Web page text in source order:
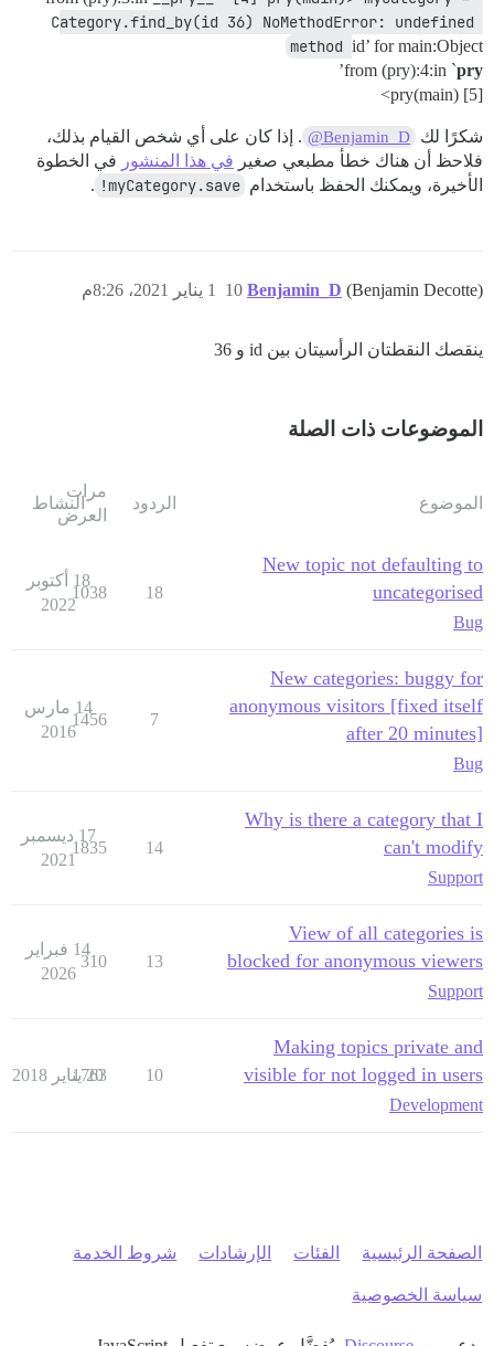
Category.find_by(id 36) NoMethodError: undefined
method id’ for main:Object
from (pry):4:in `pry
’
[5] pry(main)>
شكرًا لك @Benjamin_D . إذا كان على أي شخص القيام بذلك،
فلاحظ أن هناك خطأ مطبعي صغير في هذا المنشور في الخطوة
الأخيرة، ويمكنك الحفظ باستخدام myCategory.save!
.
Benjamin_D (Benjamin Decotte) 1 يناير 2021، 8:26م 10
ينقصك النقطتان الرأسيتان بين id و 36
الموضوعات ذات الصلة
الموضوع الردود
مرات
العرض
النشاط
New topic not defaulting to
uncategorised
Bug
18
1038
18 أكتوبر
2022
New categories: buggy for
anonymous visitors [fixed itself
after 20 minutes]
Bug
7
1456
14 مارس
2016
Why is there a category that I
can't modify
Support
14
1835
17 ديسمبر
2021
View of all categories is
blocked for anonymous viewers
Support
13
310
14 فبراير
2026
Making topics private and
visible for not logged in users
Development
10
1763
20 يناير 2018
الصفحة الرئيسية الفئات الإرشادات شروط الخدمة
سياسة الخصوصية